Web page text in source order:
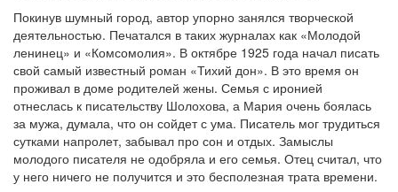
Покинув шумный город, автор упорно занялся творческой
деятельностью. Печатался в таких журналах как «Молодой
ленинец» и «Комсомолия». В октябре 1925 года начал писать
свой самый известный роман «Тихий дон». В это время он
проживал в доме родителей жены. Семья с иронией
отнеслась к писательству Шолохова, а Мария очень боялась
за мужа, думала, что он сойдет с ума. Писатель мог трудиться
сутками напролет, забывал про сон и отдых. Замыслы
молодого писателя не одобряла и его семья. Отец считал, что
у него ничего не получится и это бесполезная трата времени.